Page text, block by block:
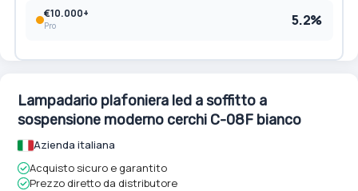
€10.000+
Pro 5.2%
Lampadario plafoniera led a soffitto a
sospensione moderno cerchi C-08F bianco
Azienda italiana
Acquisto sicuro e garantito
Prezzo diretto da distributore